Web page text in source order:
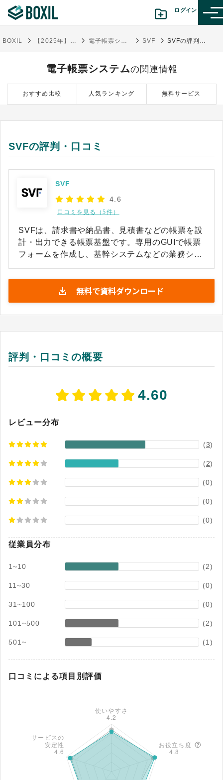
ログイン
診断から探す(β版)
BOXIL 【2025年】電子帳票システム46選比較！失敗しない選び方とタイプ別おすすめサービス 電子帳票システム SVF SVFの評判・口コミ
電子帳票システムの関連情報
おすすめ比較 人気ランキング 無料サービス
SVFの評判・口コミ
SVF
4.6
口コミを見る（5件）
SVFは、請求書や納品書、見積書などの帳票を設
計・出力できる帳票基盤です。専用のGUIで帳票
フォームを作成し、基幹システムなどの業務シス
す。ハードウェアやOS、プリンターに依存しに
くい設計となっており、さまざまなシステム環境
で利用できる点も特徴です。 製造業や金融業、小
売・流通、建設業など幅広い業種で導入されてお
く、PDFやExcelなど複数形式での出力にも対応
しているため、業務に合わせた帳票運用を実現で
関連製品と組み合わせることで、帳票業務全体の
基盤として利用されてきた実績があり、帳票レイ
品です。
無料で資料ダウンロード
評判・口コミの概要
4.60
レビュー分布
(3)
(2)
(0)
(0)
(0)
従業員分布
1~10 (2)
11~30 (0)
31~100 (0)
101~500 (2)
501~ (1)
口コミによる項目別評価